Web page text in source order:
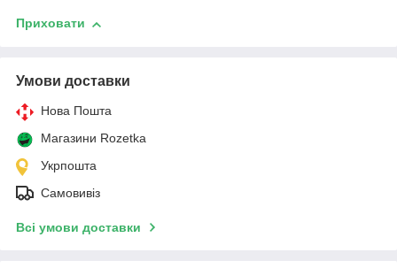
Приховати
Умови доставки
Нова Пошта
Магазини Rozetka
Укрпошта
Самовивіз
Всі умови доставки